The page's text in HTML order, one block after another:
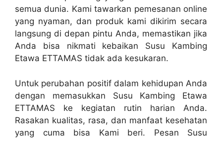
semua dunia. Kami tawarkan pemesanan online
yang nyaman, dan produk kami dikirim secara
langsung di depan pintu Anda, memastikan jika
Anda bisa nikmati kebaikan Susu Kambing
Etawa ETTAMAS tidak ada kesukaran.
Untuk perubahan positif dalam kehidupan Anda
dengan memasukkan Susu Kambing Etawa
ETTAMAS ke kegiatan rutin harian Anda.
Rasakan kualitas, rasa, dan manfaat kesehatan
yang cuma bisa Kami beri. Pesan Susu